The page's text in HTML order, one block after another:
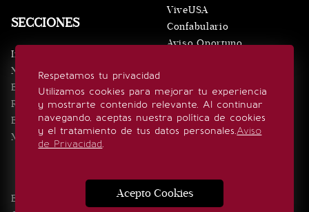
Respetamos tu privacidad
Utilizamos cookies para mejorar tu experiencia
y mostrarte contenido relevante. Al continuar
navegando, aceptas nuestra política de cookies
y el tratamiento de tus datos personales.Aviso
de Privacidad.
Acepto Cookies
SECCIONES
Inicio
Noticias
Eventos
Realeza
Estilo de vida
Minuto x Minuto
ViveUSA
Confabulario
Aviso Oportuno
SÍGUENOS
Edición Impresa Noticias Quiénes somos